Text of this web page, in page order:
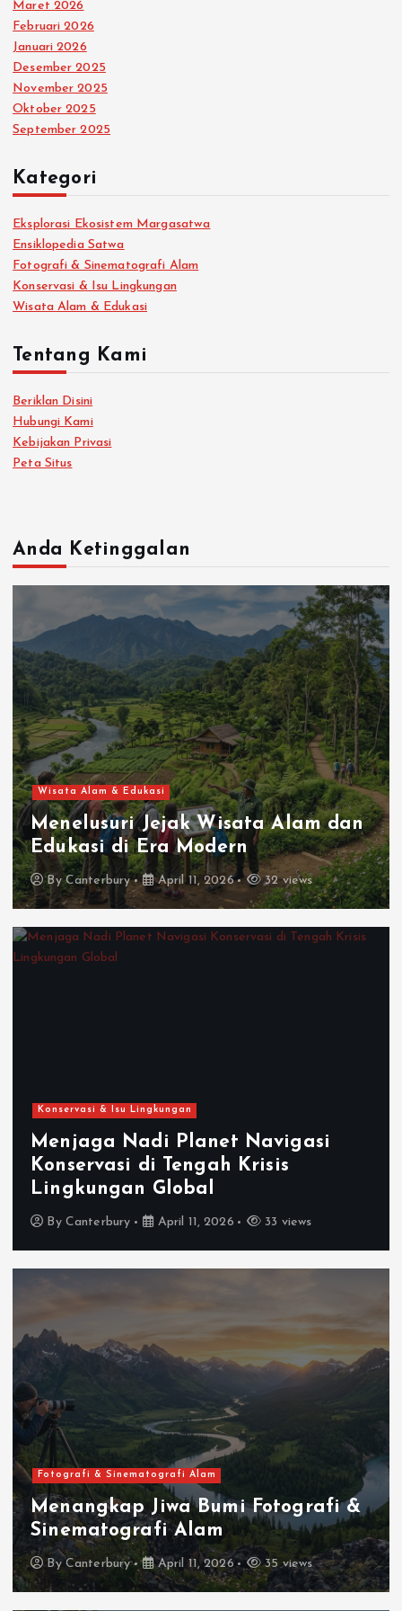
Maret 2026
Februari 2026
Januari 2026
Desember 2025
November 2025
Oktober 2025
September 2025
Kategori
Eksplorasi Ekosistem Margasatwa
Ensiklopedia Satwa
Fotografi & Sinematografi Alam
Konservasi & Isu Lingkungan
Wisata Alam & Edukasi
Tentang Kami
Beriklan Disini
Hubungi Kami
Kebijakan Privasi
Peta Situs
Anda Ketinggalan
Wisata Alam & Edukasi
Menelusuri Jejak Wisata Alam dan
Edukasi di Era Modern
ByCanterbury April 11, 2026 32 views
Konservasi & Isu Lingkungan
Menjaga Nadi Planet Navigasi
Konservasi di Tengah Krisis
Lingkungan Global
By Canterbury April 11, 2026 33 views
Fotografi & Sinematografi Alam
Menangkap Jiwa Bumi Fotografi &
Sinematografi Alam
By Canterbury April 11, 2026 35 views